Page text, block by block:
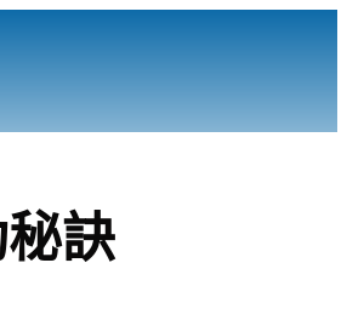
訣